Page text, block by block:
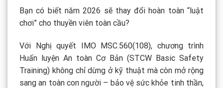
Bạn có biết năm 2026 sẽ thay đổi hoàn toàn “luật
chơi” cho thuyền viên toàn cầu?
Với Nghị quyết IMO MSC.560(108), chương trình
Huấn luyện An toàn Cơ Bản (STCW Basic Safety
Training) không chỉ dừng ở kỹ thuật mà còn mở rộng
sang an toàn con người – bảo vệ sức khỏe tinh thần,